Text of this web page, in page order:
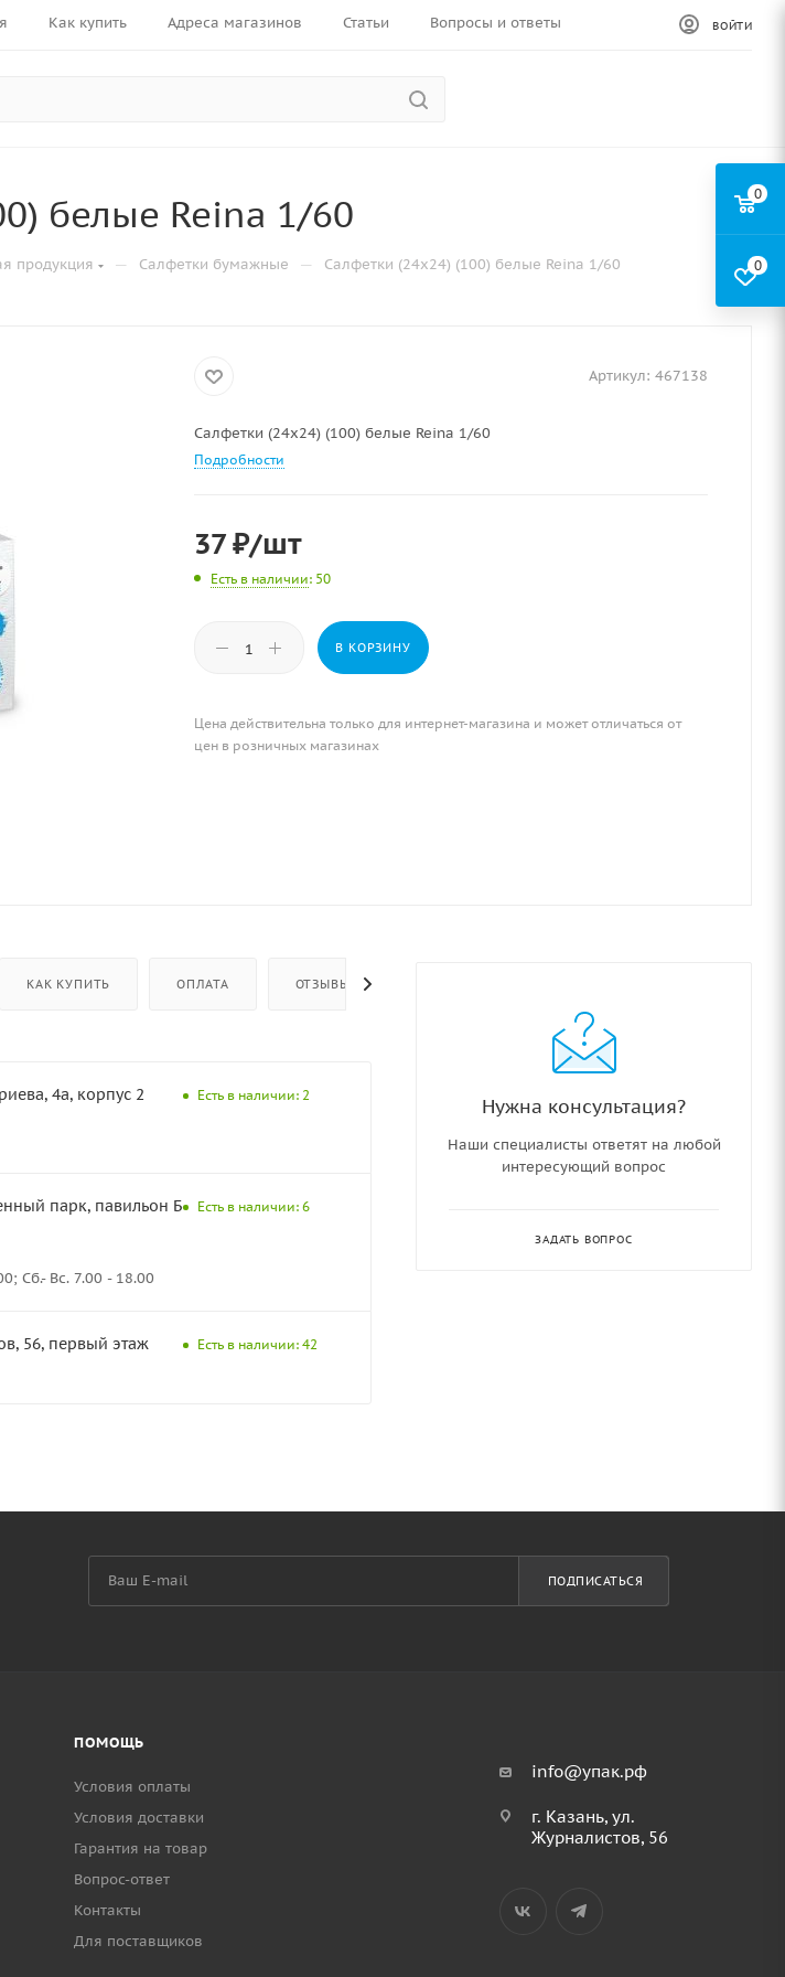
Как купить Адреса магазинов Статьи Вопросы и ответы ВОЙТИ
белые Reina 1/60
продукция — Салфетки бумажные — Салфетки (24х24) (100) белые Reina 1/60
Артикул: 467138
Салфетки (24х24) (100) белые Reina 1/60
Подробности
37₽/шт
Есть в наличии: 50
В КОРЗИНУ
Цена действительна только для интернет-магазина и может отличаться от
цен в розничных магазинах
КАК КУПИТЬ ОПЛАТА ОТЗЫВЫ
4а, корпус 2 Есть в наличии: 2
парк, павильон Б-25,
Сб.- Вс. 7.00 - 18.00
Есть в наличии: 6
56, первый этаж Есть в наличии: 42
Нужна консультация?
Наши специалисты ответят на любой
интересующий вопрос
ЗАДАТЬ ВОПРОС
ПОДПИСАТЬСЯ
ПОМОЩЬ
Условия оплаты
Условия доставки
Гарантия на товар
Вопрос-ответ
Контакты
Для поставщиков
info@упак.рф
г. Казань, ул.
Журналистов, 56
0
0